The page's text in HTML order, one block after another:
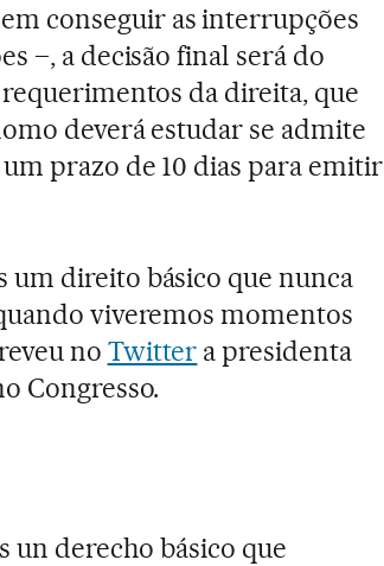
conseguir as interrupções
–, a decisão final será do
da direita, que
deverá estudar se admite
prazo de 10 dias para emitir
um direito básico que nunca
viveremos momentos
no Twitter a presidenta
Congresso.
un derecho básico que